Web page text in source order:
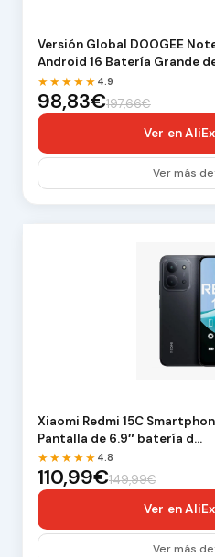
Versión Global DOOGEE
Android 16 Batería Grande
★★★★★ 4.9
98,83€197,66€
Ver en
Ver más
Xiaomi Redmi 15C
Pantalla de 6.9″ batería d…
★★★★★ 4.8
110,99€149,99€
Ver en
Ver más